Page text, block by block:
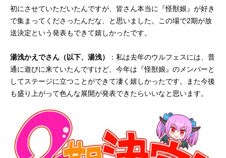
初にさせていただいたんですが、皆さん本当に『怪獣娘』が好き
で集まってくださったんだな、と思いました。この場で2期が放
送決定という発表もできて嬉しかったです。
湯浅かえでさん（以下、湯浅）
：私は去年のウルフェスには、普
通に遊びに来ていたんですけど、今年は『怪獣娘』のメンバーと
してステージに立つことができて凄く嬉しかったです。また今後
も盛り上がって色んな展開が発表できたらいいなと思います。